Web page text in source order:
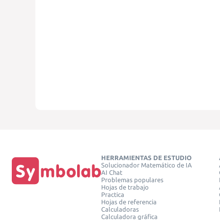
HERRAMIENTAS DE ESTUDIO
Solucionador Matemático de IA
AI Chat
Problemas populares
Hojas de trabajo
Practica
Hojas de referencia
Calculadoras
Calculadora gráfica